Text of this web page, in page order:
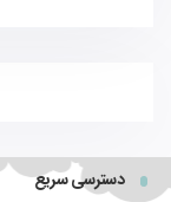
دسترسی سریع